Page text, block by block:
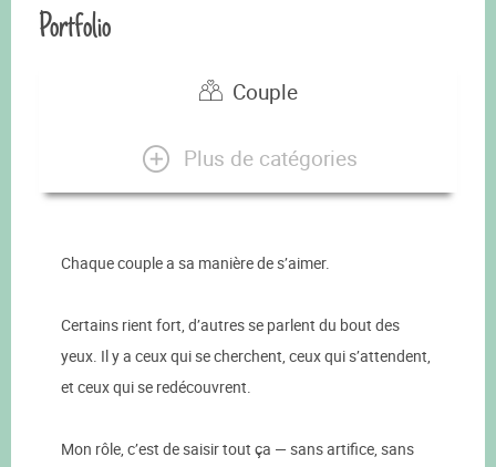
Portfolio
Couple
Plus de catégories
Chaque couple a sa manière de s’aimer.
Certains rient fort, d’autres se parlent du bout des
yeux. Il y a ceux qui se cherchent, ceux qui s’attendent,
et ceux qui se redécouvrent.
Mon rôle, c’est de saisir tout ça — sans artifice, sans